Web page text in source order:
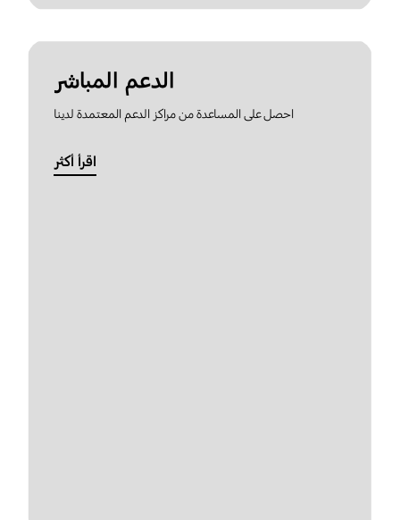
الدعم المباشر
احصل على المساعدة من مراكز الدعم المعتمدة لدينا
اقرأ أكثر